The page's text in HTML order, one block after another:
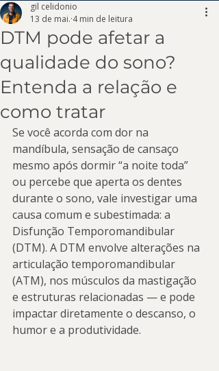
DTM pode afetar a
qualidade do sono?
Entenda a relação e
como tratar
gil celidonio
13 de mai. 4 min de leitura
Se você acorda com dor na
mandíbula, sensação de cansaço
mesmo após dormir “a noite toda”
ou percebe que aperta os dentes
durante o sono, vale investigar uma
causa comum e subestimada: a
Disfunção Temporomandibular
(DTM). A DTM envolve alterações na
articulação temporomandibular
(ATM), nos músculos da mastigação
e estruturas relacionadas — e pode
impactar diretamente o descanso, o
humor e a produtividade.